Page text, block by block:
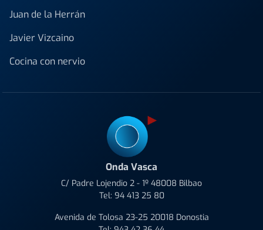
Juan de la Herrán
Javier Vizcaino
Cocina con nervio
Onda Vasca
C/ Padre Lojendio 2 - 1º 48008 Bilbao
Tel: 94 413 25 80
Avenida de Tolosa 23-25 20018 Donostia